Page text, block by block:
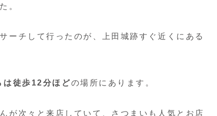
。
ーチして行ったのが、上田城跡すぐ近くにある
は徒歩12分ほどの場所にあります。
が次々と来店していて、さつまいも人気とお店